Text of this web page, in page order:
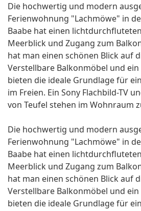
Die hochwertig und modern
Ferienwohnung "Lachmöwe" in
Baabe hat einen
Meerblick und Zugang zum
hat man einen schönen Blick auf
Verstellbare Balkonmöbel und
bieten die ideale Grundlage für
im Freien. Ein Sony Flachbild-TV
von Teufel stehen im Wohnraum
Die hochwertig und modern
Ferienwohnung "Lachmöwe" in
Baabe hat einen
Meerblick und Zugang zum
hat man einen schönen Blick auf
Verstellbare Balkonmöbel und
bieten die ideale Grundlage für